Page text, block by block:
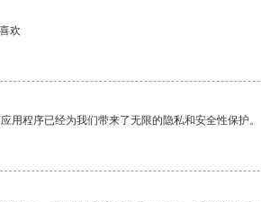
欢
用程序已经为我们带来了无限的隐私和安全性保护。